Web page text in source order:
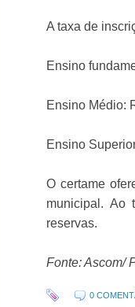
A taxa de
Ensino
Ensino Médio:
Ensino
O certame
municipal. Ao
reservas.
Fonte: Ascom/
0